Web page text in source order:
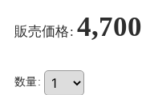
販売価格: 4,700
数量: